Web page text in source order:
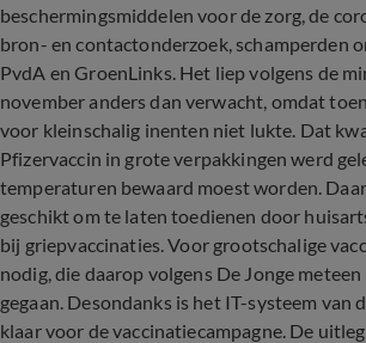
beschermingsmiddelen voor de zorg, de
bron- en contactonderzoek, schamperden
PvdA en GroenLinks. Het liep volgens de
november anders dan verwacht, omdat
voor kleinschalig inenten niet lukte. Dat
Pfizervaccin in grote verpakkingen werd
temperaturen bewaard moest worden.
geschikt om te laten toedienen door
bij griepvaccinaties. Voor grootschalige
nodig, die daarop volgens De Jonge meteen
gegaan. Desondanks is het IT-systeem van
klaar voor de vaccinatiecampagne. De